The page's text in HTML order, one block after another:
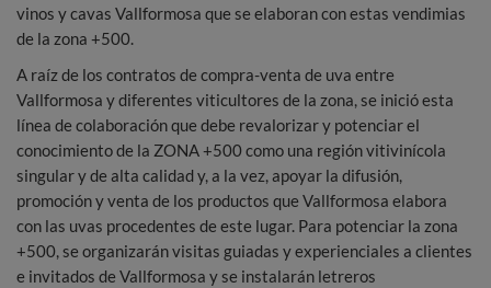
vinos y cavas Vallformosa que se elaboran con estas vendimias
de la zona +500.
A raíz de los contratos de compra-venta de uva entre
Vallformosa y diferentes viticultores de la zona, se inició esta
línea de colaboración que debe revalorizar y potenciar el
conocimiento de la ZONA +500 como una región vitivinícola
singular y de alta calidad y, a la vez, apoyar la difusión,
promoción y venta de los productos que Vallformosa elabora
con las uvas procedentes de este lugar. Para potenciar la zona
+500, se organizarán visitas guiadas y experienciales a clientes
e invitados de Vallformosa y se instalarán letreros